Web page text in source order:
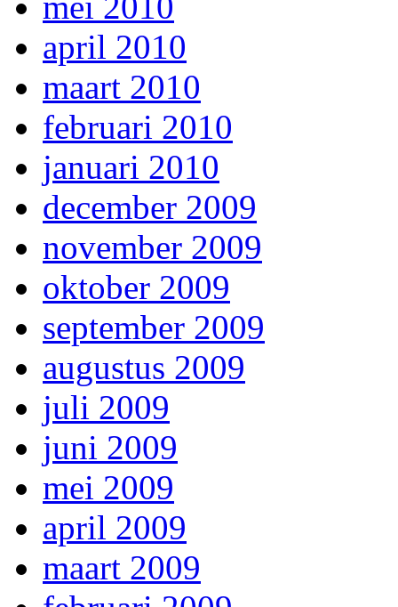
april 2010
maart 2010
februari 2010
januari 2010
december 2009
november 2009
oktober 2009
september 2009
augustus 2009
juli 2009
juni 2009
mei 2009
april 2009
maart 2009